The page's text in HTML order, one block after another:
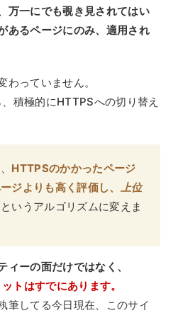
万一にでも覗き見されてはい
あるページにのみ、適用され
わっていません。
積極的にHTTPSへの切り替え
HTTPSのかかったページ
ジよりも高く評価し、 上位
というアルゴリズムに変えま
ィーの面だけではなく、
トはすでにあります。
筆してる今日現在、このサイ